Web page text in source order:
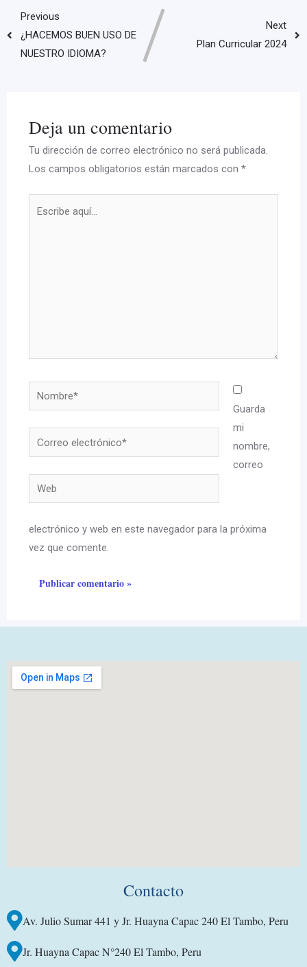
Previous
¿HACEMOS BUEN USO DE
NUESTRO IDIOMA?
Next
Plan Curricular 2024
Deja un comentario
Tu dirección de correo electrónico no será publicada.
Los campos obligatorios están marcados con*
Nombre*
Correo
electrónico*
Web
Guarda
mi
nombre,
correo
electrónico y web en este navegador para la próxima
vez que comente.
Contacto
Av. Julio Sumar 441 y Jr. Huayna Capac 240 El Tambo, Peru
Jr. Huayna Capac N°240 El Tambo, Peru